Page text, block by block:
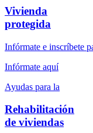
Vivienda
protegida
Infórmate e inscríbete
Infórmate aquí
Ayudas para la
Rehabilitación
de viviendas